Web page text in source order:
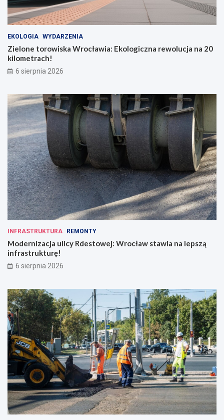
EKOLOGIA WYDARZENIA
Zielone torowiska Wrocławia: Ekologiczna rewolucja na 20
kilometrach!
6 sierpnia 2026
INFRASTRUKTURA REMONTY
Modernizacja ulicy Rdestowej: Wrocław stawia na lepszą
infrastrukturę!
6 sierpnia 2026